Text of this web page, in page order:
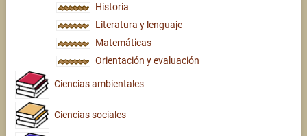
Historia
Literatura y lenguaje
Matemáticas
Orientación y evaluación
Ciencias ambientales
Ciencias sociales